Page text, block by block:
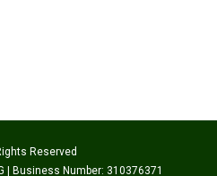
Reserved
| Business Number: 310376371